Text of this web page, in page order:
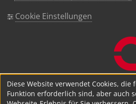
Cookie Einstellungen
Diese Website verwendet Cookies,
Funktion erforderlich sind, aber auch